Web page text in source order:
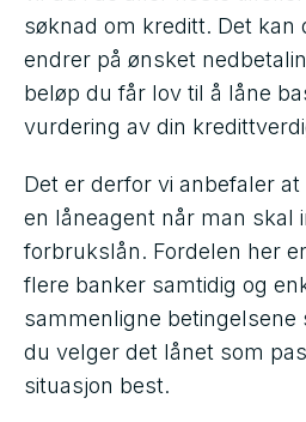
søknad om kreditt. Det
endrer på ønsket
beløp du får lov til å låne
vurdering av din
Det er derfor vi anbefaler
en låneagent når man skal
forbrukslån. Fordelen her
flere banker samtidig og
sammenligne
du velger det lånet som
situasjon best.